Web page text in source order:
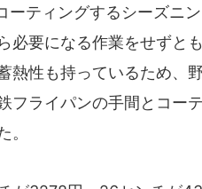
ティングするシーズニ
必要になる作業をせずと
熱性も持っているため、
フライパンの手間とコー
。